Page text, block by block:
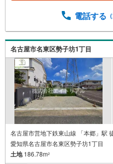
0～19:00】上記時間は
学予約ボタンよりご希
ムーズにご案内が可能で
築年数の古い物件のロー
をご提案します。**リフ
作り上げられます！リ
す。
電話する
名古屋市名東区勢子坊1丁目
名古屋市営地下鉄東山線 「本郷」駅
愛知県名古屋市名東区勢子坊1丁目
土地186.78m2